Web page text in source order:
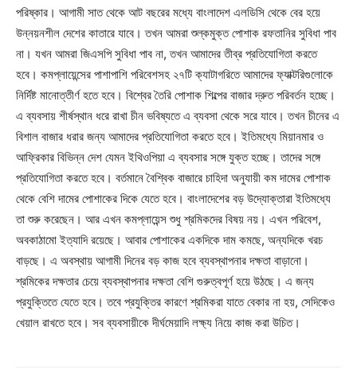
পরিষ্কার। আগামী সাত থেকে আট বছরের মধ্যে বাংলাদেশ এলডিসি থেকে বের হয়ে
উন্নয়নশীল দেশের কাতারে যাবে। তখন আমরা শুল্কমুক্ত পোশাক রফতানির সুবিধা পাব
না। যখন আমরা জিএসপি সুবিধা পাব না, তখন আমাদের তীব্র প্রতিযোগিতা করতে
হবে। কমপ্লায়েন্সের পাশাপাশি পরিবেশসহ ২৭টি ক্যাটাগরিতে আমাদের ফ্যাক্টরিগুলোকে
নির্দিষ্ট মানোত্তীর্ণ হতে হবে। বিশ্বের তৈরি পোশাক শিল্পের বাজার দ্রুত পরিবর্তন হচ্ছে।
এ ব্যবসায় শীর্ষস্থান ধরে রাখা চীন ভবিষ্যতে এ ব্যবসা থেকে সরে যাবে। তখন চীনের এ
বিশাল বাজার ধরার জন্য আমাদের প্রতিযোগিতা করতে হবে। ইতিমধ্যে মিয়ানমার ও
আফ্রিকার বিভিন্ন দেশ যেমন ইথিওপিয়া এ ব্যবসার সঙ্গে যুক্ত হচ্ছে। তাদের সঙ্গে
প্রতিযোগিতা করতে হবে। বর্তমানে বৈশ্বিক বাজারে চাহিদা অনুযায়ী কম দামের পোশাক
থেকে বেশি দামের পোশাকের দিকে যেতে হবে। বাংলাদেশের বড় উদ্যোক্তারা ইতিমধ্যে
তা শুরু করেছেন। আর এখন কমপ্লায়েন্স শুধু শ্রমিকদের বিষয় নয়। এখন পরিবেশ,
অবকাঠামো ইত্যাদি রয়েছে। আবার পোশাকের একদিকে দাম কমছে, অন্যদিকে খরচ
বাড়ছে। এ অবস্থায় আগামী দিনের বড় কাজ হবে ব্যবস্থাপনার দক্ষতা বাড়ানো।
শ্রমিকের দক্ষতার চেয়ে ব্যবস্থাপনার দক্ষতা বেশি গুরুত্বপূর্ণ হয়ে উঠছে। এ জন্য
প্রযুক্তিতে যেতে হবে। তবে প্রযুক্তির কারণে শ্রমিকরা যাতে বেকার না হয়, সেদিকেও
খেয়াল রাখতে হবে। সব ব্যবসায়ীকে দীর্ঘমেয়াদি লক্ষ্য নিয়ে কাজ করা উচিত।